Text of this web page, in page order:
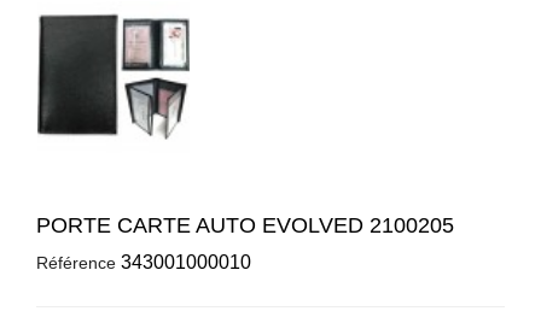
PORTE CARTE AUTO EVOLVED 2100205
Référence 343001000010